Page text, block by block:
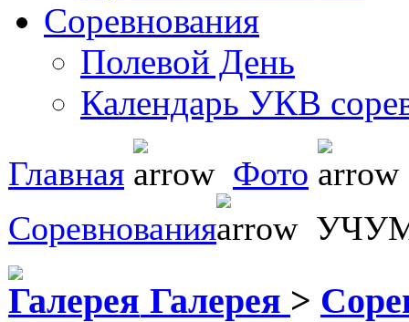
Соревнования
Полевой День
Календарь УКВ
Главная Фото
Соревнования
УЧУМ
Галерея >